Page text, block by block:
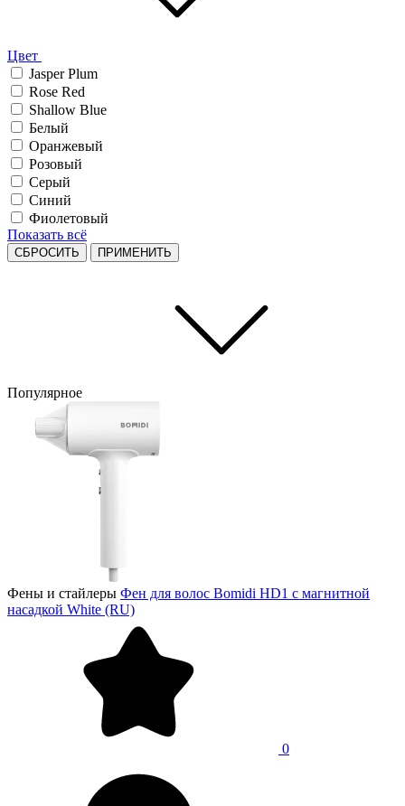
Цвет
Jasper Plum
Rose Red
Shallow Blue
Белый
Оранжевый
Розовый
Серый
Синий
Фиолетовый
Показать всё
СБРОСИТЬ ПРИМЕНИТЬ
Популярное
Фены и стайлеры Фен для волос Bomidi HD1 с магнитной
насадкой White (RU)
0